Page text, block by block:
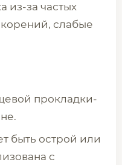
из-за частых
слабые
прокладки-
быть острой или
с